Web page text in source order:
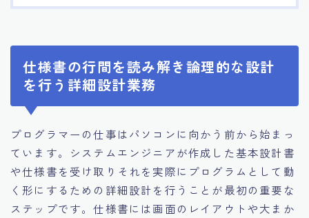
仕様書の行間を読み解き論理的な設計
を行う詳細設計業務
プログラマーの仕事はパソコンに向かう前から始まっ
ています。システムエンジニアが作成した基本設計書
や仕様書を受け取りそれを実際にプログラムとして動
く形にするための詳細設計を行うことが最初の重要な
ステップです。仕様書には画面のレイアウトや大まか